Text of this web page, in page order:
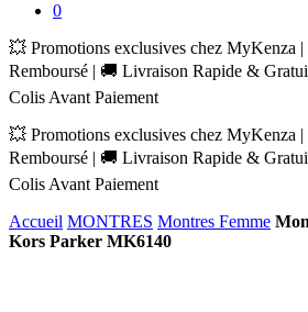
0
💥 Promotions exclusives chez MyKenza |
Remboursé | 🚚 Livraison Rapide &
Colis Avant Paiement
💥 Promotions exclusives chez MyKenza |
Remboursé | 🚚 Livraison Rapide &
Colis Avant Paiement
Accueil MONTRES Montres Femme
Kors Parker MK6140